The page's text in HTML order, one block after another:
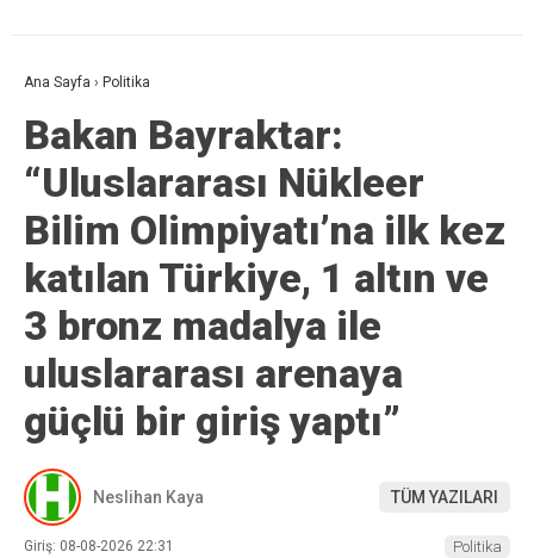
Ana Sayfa › Politika
Bakan Bayraktar:
“Uluslararası Nükleer
Bilim Olimpiyatı’na ilk kez
katılan Türkiye, 1 altın ve
3 bronz madalya ile
uluslararası arenaya
güçlü bir giriş yaptı”
Neslihan Kaya TÜM YAZILARI
Giriş: 08-08-2026 22:31
Politika